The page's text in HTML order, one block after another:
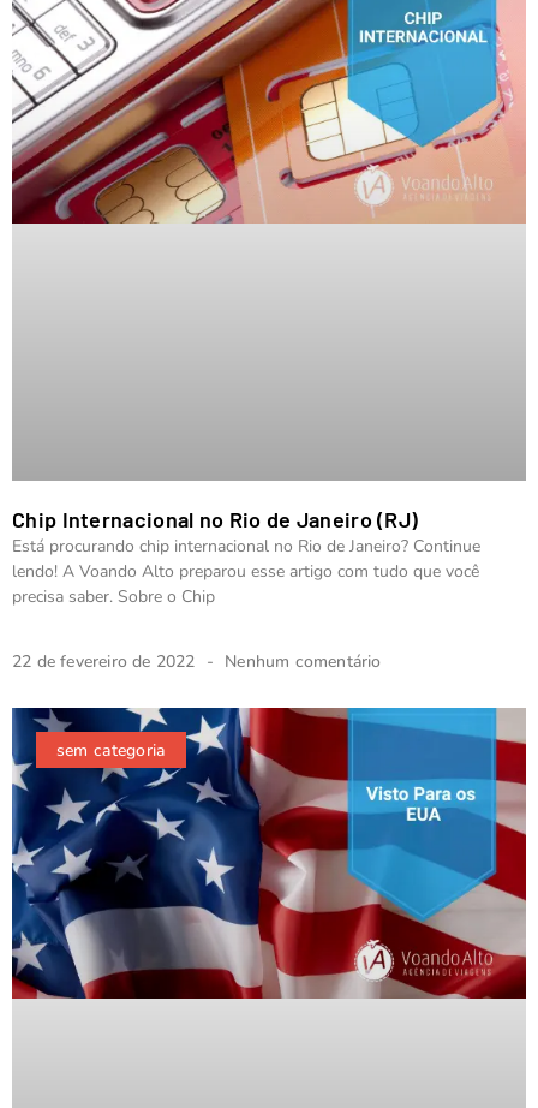
Chip Internacional no Rio de Janeiro (RJ)
Está procurando chip internacional no Rio de Janeiro? Continue
lendo! A Voando Alto preparou esse artigo com tudo que você
precisa saber. Sobre o Chip
22 de fevereiro de 2022 Nenhum comentário
sem categoria